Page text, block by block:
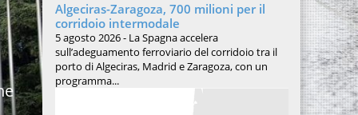
Algeciras-Zaragoza, 700 milioni per il
corridoio intermodale
5 agosto 2026 - La Spagna accelera
sull’adeguamento ferroviario del corridoio tra il
porto di Algeciras, Madrid e Zaragoza, con un
programma...